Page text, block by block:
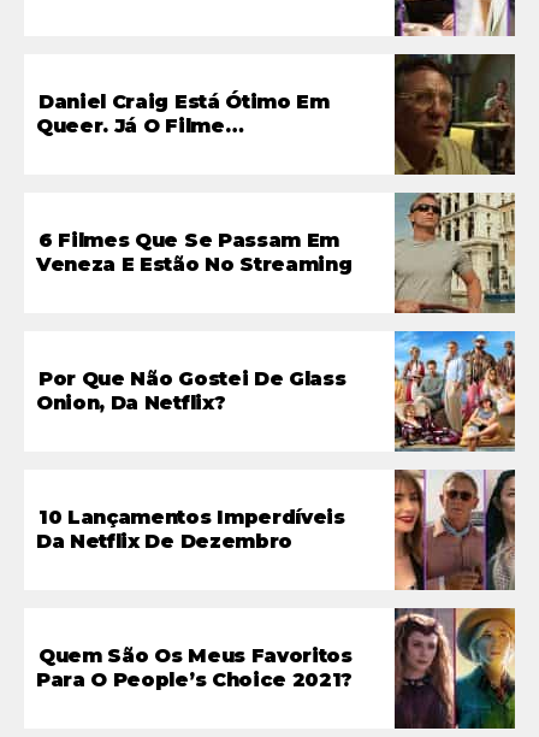
Daniel Craig Está Ótimo Em
Queer. Já O Filme…
6 Filmes Que Se Passam Em
Veneza E Estão No Streaming
Por Que Não Gostei De Glass
Onion, Da Netflix?
10 Lançamentos Imperdíveis
Da Netflix De Dezembro
Quem São Os Meus Favoritos
Para O People’s Choice 2021?